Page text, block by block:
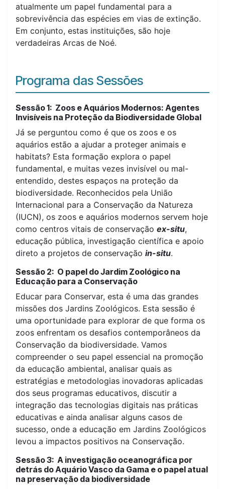
atualmente um papel fundamental para a
sobrevivência das espécies em vias de extinção.
Em conjunto, estas instituições, são hoje
verdadeiras Arcas de Noé.
Programa das Sessões
Sessão 1: Zoos e Aquários Modernos: Agentes
Invisíveis na Proteção da Biodiversidade Global
Já se perguntou como é que os zoos e os
aquários estão a ajudar a proteger animais e
habitats? Esta formação explora o papel
fundamental, e muitas vezes invisível ou mal-
entendido, destes espaços na proteção da
biodiversidade. Reconhecidos pela União
Internacional para a Conservação da Natureza
(IUCN), os zoos e aquários modernos servem hoje
como centros vitais de conservação ex-situ,
educação pública, investigação científica e apoio
direto a projetos de conservação in-situ.
Sessão 2: O papel do Jardim Zoológico na
Educação para a Conservação
Educar para Conservar, esta é uma das grandes
missões dos Jardins Zoológicos. Esta sessão é
uma oportunidade para explorar de que forma os
zoos enfrentam os desafios contemporâneos da
Conservação da biodiversidade. Vamos
compreender o seu papel essencial na promoção
da educação ambiental, analisar quais as
estratégias e metodologias inovadoras aplicadas
dos seus programas educativos, discutir a
integração das tecnologias digitais nas práticas
educativas e ainda analisar alguns casos de
sucesso, onde a educação em Jardins Zoológicos
levou a impactos positivos na Conservação.
Sessão 3: A investigação oceanográfica por
detrás do Aquário Vasco da Gama e o papel atual
na preservação da biodiversidade